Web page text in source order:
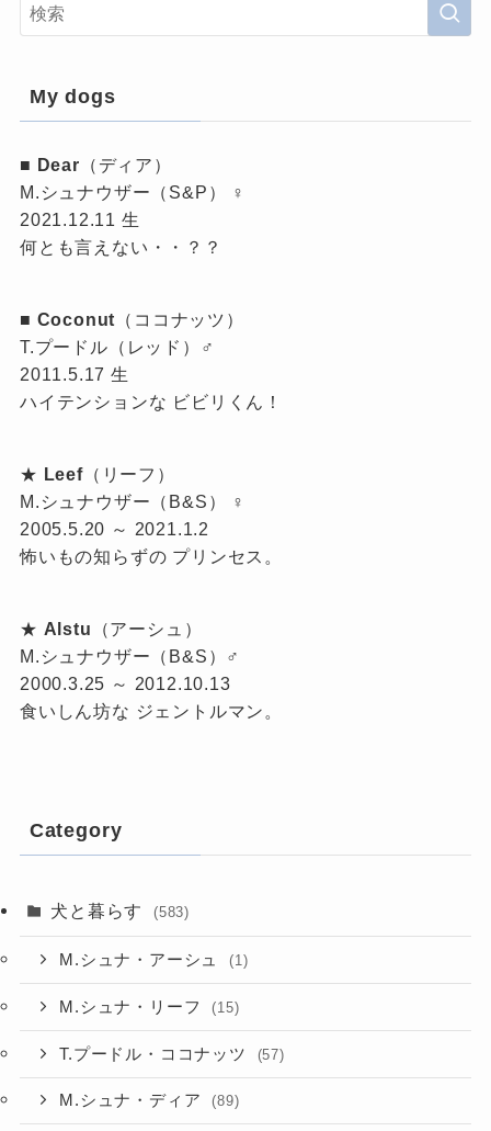
My dogs
■ Dear （ディア）
M.シュナウザー（S&P） ♀
2021.12.11 生
何とも言えない・・？？
■ Coconut （ココナッツ）
T.プードル（レッド）♂
2011.5.17 生
ハイテンションな ビビリくん！
★ Leef（リーフ）
M.シュナウザー（B&S） ♀
2005.5.20 ～ 2021.1.2
怖いもの知らずの プリンセス。
★ Alstu （アーシュ）
M.シュナウザー（B&S）♂
2000.3.25 ～ 2012.10.13
食いしん坊な ジェントルマン。
Category
犬と暮らす (583)
M.シュナ・アーシュ (1)
M.シュナ・リーフ (15)
T.プードル・ココナッツ (57)
M.シュナ・ディア (89)